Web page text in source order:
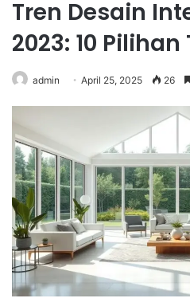
Tren Desain
2023: 10
admin April 25, 2025 26